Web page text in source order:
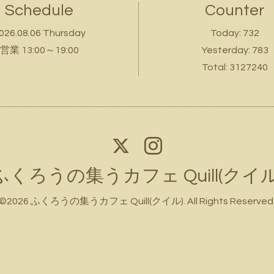
Schedule
Thursday
営業 13:00～19:00
Counter
Today: 732
Yesterday: 783
Total: 3127240
くろうの集うカフェ Quill(クイ
ふくろうの集うカフェ Quill(クイル). All Rights